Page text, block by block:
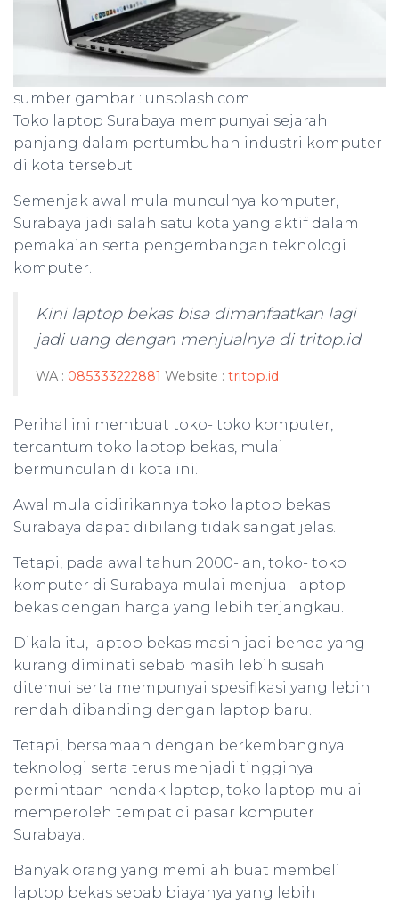
sumber gambar : unsplash.com
Toko laptop Surabaya mempunyai sejarah
panjang dalam pertumbuhan industri komputer
di kota tersebut.
Semenjak awal mula munculnya komputer,
Surabaya jadi salah satu kota yang aktif dalam
pemakaian serta pengembangan teknologi
komputer.
Kini laptop bekas bisa dimanfaatkan lagi
jadi uang dengan menjualnya di tritop.id
WA : 085333222881 Website : tritop.id
Perihal ini membuat toko- toko komputer,
tercantum toko laptop bekas, mulai
bermunculan di kota ini.
Awal mula didirikannya toko laptop bekas
Surabaya dapat dibilang tidak sangat jelas.
Tetapi, pada awal tahun 2000- an, toko- toko
komputer di Surabaya mulai menjual laptop
bekas dengan harga yang lebih terjangkau.
Dikala itu, laptop bekas masih jadi benda yang
kurang diminati sebab masih lebih susah
ditemui serta mempunyai spesifikasi yang lebih
rendah dibanding dengan laptop baru.
Tetapi, bersamaan dengan berkembangnya
teknologi serta terus menjadi tingginya
permintaan hendak laptop, toko laptop mulai
memperoleh tempat di pasar komputer
Surabaya.
Banyak orang yang memilah buat membeli
laptop bekas sebab biayanya yang lebih